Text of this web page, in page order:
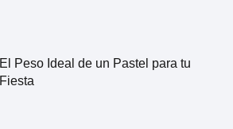
El Peso Ideal de un Pastel para tu
Fiesta